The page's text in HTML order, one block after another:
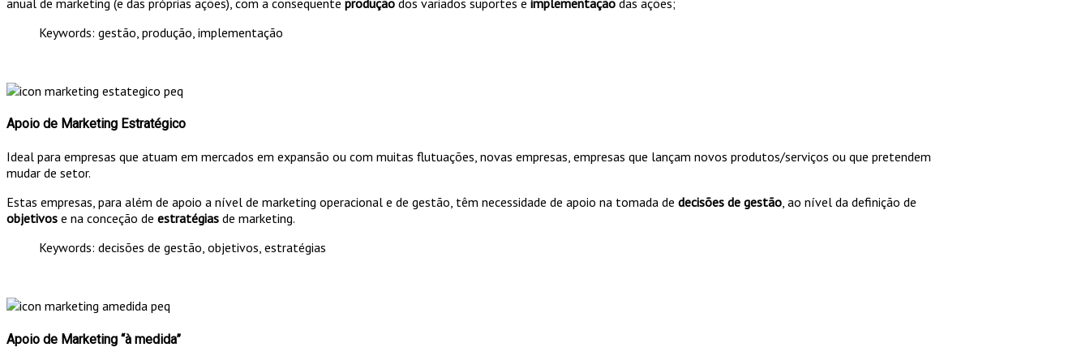
Keywords: gestão, produção, implementação
Apoio de Marketing Estratégico
Ideal para empresas que atuam em mercados em expansão ou com muitas flutuações, novas empresas, empresas que lançam novos produtos/serviços ou que pretendem
mudar de setor.
Estas empresas, para além de apoio a nível de marketing operacional e de gestão, têm necessidade de apoio na tomada de decisões de gestão, ao nível da definição de
objetivos e na conceção de estratégias de marketing.
Keywords: decisões de gestão, objetivos, estratégias
Apoio de Marketing “à medida”